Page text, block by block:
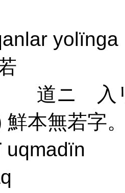
入リタ
本無若字